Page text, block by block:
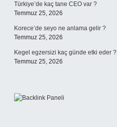
Türkiye’de kaç tane CEO var ?
Temmuz 25, 2026
Korece’de seyo ne anlama gelir ?
Temmuz 25, 2026
Kegel egzersizi kaç günde etki eder ?
Temmuz 25, 2026